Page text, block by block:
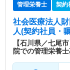
管理栄養士 契約
社会医療法人
人(契約社員・
【石川県／七尾
院での管理栄養